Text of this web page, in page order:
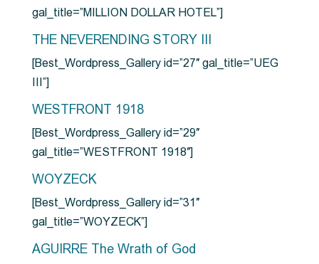
gal_title=”MILLION DOLLAR HOTEL”]
THE NEVERENDING STORY III
[Best_Wordpress_Gallery id=”27″ gal_title=”UEG
III”]
WESTFRONT 1918
[Best_Wordpress_Gallery id=”29″
gal_title=”WESTFRONT 1918″]
WOYZECK
[Best_Wordpress_Gallery id=”31″
gal_title=”WOYZECK”]
AGUIRRE The Wrath of God